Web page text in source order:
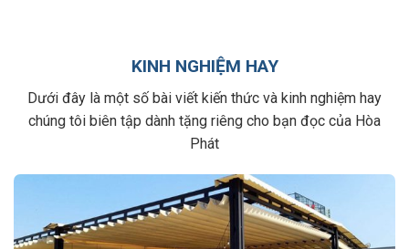
KINH NGHIỆM HAY
Dưới đây là một số bài viết kiến thức và kinh nghiệm hay
chúng tôi biên tập dành tặng riêng cho bạn đọc của Hòa
Phát